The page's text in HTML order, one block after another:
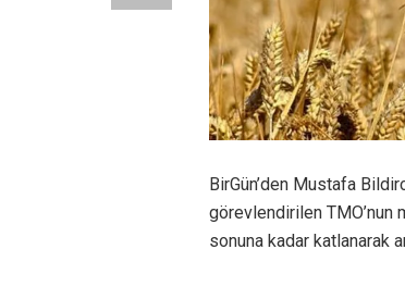
BirGün’den Mustafa
görevlendirilen TMO’nun
sonuna kadar katlanarak